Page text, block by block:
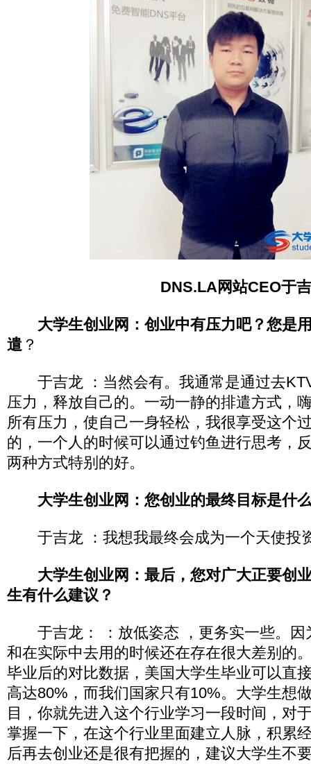
DNS.LA网站CEO于
大学生创业网：创业中有压力吧？您是
遣？
于吉龙 ：当然会有。我通常是通过去
压力，释放自己的。一动一静的排遣方式，
所有压力，使自己一身轻松，我很享受这个
的，一个人的时候可以通过钓鱼进行思考，
两种方式特别的好。
大学生创业网：您创业的最终目标是什
于吉龙 ：我想我最终会成为一个天使投
大学生创业网：最后，您对广大正要创
生有什么建议？
于吉龙： ：放低姿态 ，更务实一些。因
和在实际中去用的时候还在存在很大差别的
毕业后的对比数据，美国大学生毕业可以直
高达80%，而我们国家只有10%。大学生想
目，你就先进入这个行业学习一段时间，对
掌握一下，在这个行业里面建立人脉，积累
后再去创业还是很有把握的，建议大学生不